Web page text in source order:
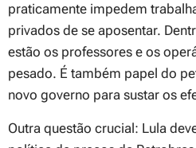
praticamente impedem
privados de se aposentar.
estão os professores e os
pesado. É também papel do
novo governo para sustar os
Outra questão crucial: Lula